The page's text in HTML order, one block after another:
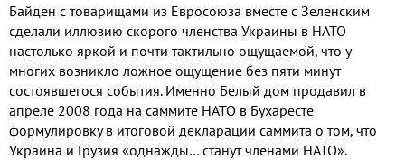
Байден с товарищами из Евросоюза вместе с Зеленским
сделали иллюзию скорого членства Украины в НАТО
настолько яркой и почти тактильно ощущаемой, что у
многих возникло ложное ощущение без пяти минут
состоявшегося события. Именно Белый дом продавил в
апреле 2008 года на саммите НАТО в Бухаресте
формулировку в итоговой декларации саммита о том, что
Украина и Грузия «однажды… станут членами НАТО».